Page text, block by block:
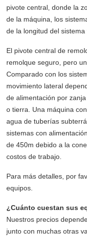
pivote central, donde la
de la máquina, los
de la longitud del sistema
El pivote central de
remolque seguro, pero
Comparado con los
movimiento lateral
de alimentación por
o tierra. Una máquina
agua de tuberías
sistemas con
de 450m debido a la
costos de trabajo.
Para más detalles, por
equipos.
¿Cuánto cuestan sus
Nuestros precios
junto con muchas otras